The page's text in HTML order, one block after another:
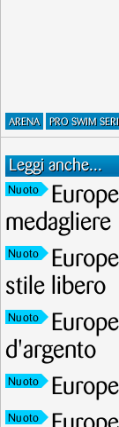
ARENA PRO SWIM
Leggi anche...
Nuoto
medagliere
Nuoto
stile libero
Nuoto
d'argento
Nuoto
Nuoto